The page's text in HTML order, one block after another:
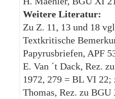
Weitere Literatur:
Zu Z. 11, 13 und 18
Textkritische
Papyrusbriefen, APF
E. Van ´t Dack, Rez.
1972, 279 = BL VI 22;
Thomas, Rez. zu